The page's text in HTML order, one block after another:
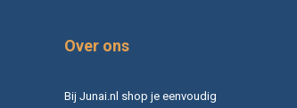
Over ons
Bij Junai.nl shop je eenvoudig